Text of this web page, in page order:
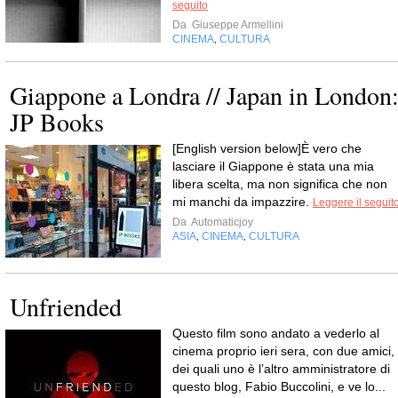
seguito
Da Giuseppe Armellini
CINEMA CULTURA
Giappone a Londra // Japan in London:
JP Books
[English version below]È vero che
lasciare il Giappone è stata una mia
libera scelta, ma non significa che non
mi manchi da impazzire.
Leggere il
Da Automaticjoy
ASIA CINEMA CULTURA
Unfriended
Questo film sono andato a vederlo al
cinema proprio ieri sera, con due amici,
dei quali uno è l’altro amministratore di
questo blog, Fabio Buccolini, e ve lo...